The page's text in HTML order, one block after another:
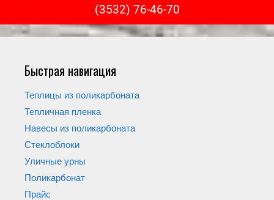
(3532) 76-46-70
Быстрая навигация
Теплицы из поликарбоната
Тепличная пленка
Навесы из поликарбоната
Стеклоблоки
Уличные урны
Поликарбонат
Прайс